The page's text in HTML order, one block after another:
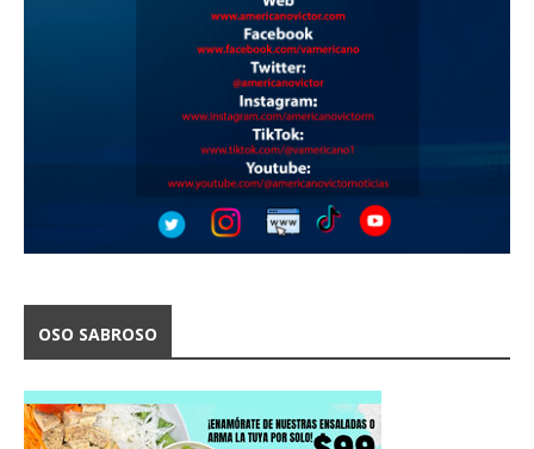
OSO SABROSO